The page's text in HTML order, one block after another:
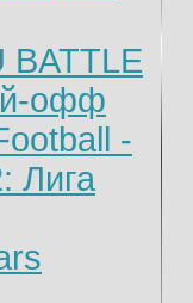
BATTLE
офф
-
Лига